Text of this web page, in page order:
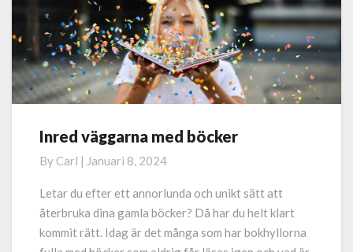
Inred
väggarna
med
böcker
Inred väggarna med böcker
By Carl | Januari 8, 2024
Letar du efter ett annorlunda och unikt sätt att
återbruka dina gamla böcker? Då har du helt klart
kommit rätt. Idag är det många som har bokhyllorna